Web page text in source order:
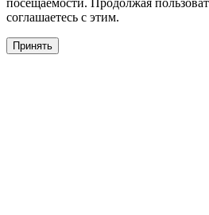
посещаемости. Продолжая
соглашаетесь с этим.
Принять